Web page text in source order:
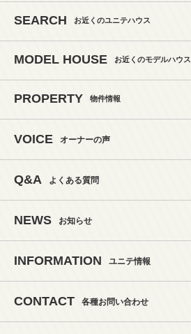
SEARCH お近くのユニテハウス
MODEL HOUSE お近くのモデルハウス
PROPERTY 物件情報
VOICE オーナーの声
Q&A よくある質問
NEWS お知らせ
INFORMATION ユニテ情報
CONTACT 各種お問い合わせ